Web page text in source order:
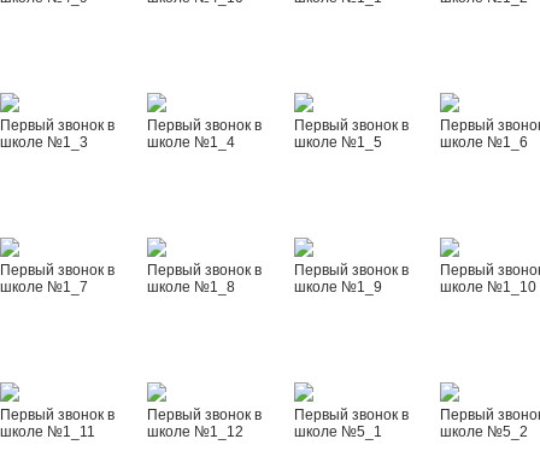
Первый звонок в
школе №1_3
Первый звонок в
школе №1_4
Первый звонок в
школе №1_5
Первый
школе №1_6
Первый звонок в
школе №1_7
Первый звонок в
школе №1_8
Первый звонок в
школе №1_9
Первый
школе №1_10
Первый звонок в
школе №1_11
Первый звонок в
школе №1_12
Первый звонок в
школе №5_1
Первый
школе №5_2